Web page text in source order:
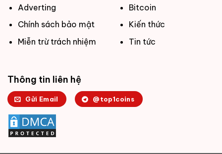
Adverting
Chính sách bảo mật
Miễn trừ trách nhiệm
Bitcoin
Kiến thức
Tin tức
Thông tin liên hệ
Gửi Email @top1coins